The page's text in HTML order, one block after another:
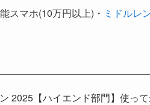
スマホ(10万円以上)・ ミドルレ
2025【ハイエンド部門】使っ